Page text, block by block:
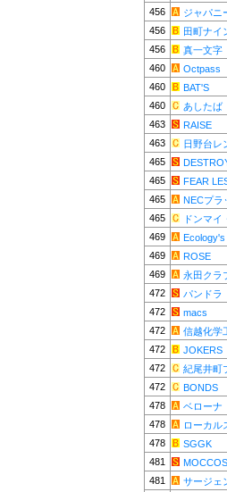
456
ジャパニ
456
田町ナイ
456
真一文字
460
Octpass
460
BAT'S
460
あしたば
463
RAISE
463
日野台レ
465
465
FEAR
465
NECプラ
465
ドンマイ
469
Ecology's
469
ROSE
469
永田クラ
472
パンドラ
472
macs
472
信越化学
472
JOKERS
472
紀尾井町
472
BONDS
478
ベローナ
478
ローカル
478
SGGK
481
MOCCOS
481
サージェ